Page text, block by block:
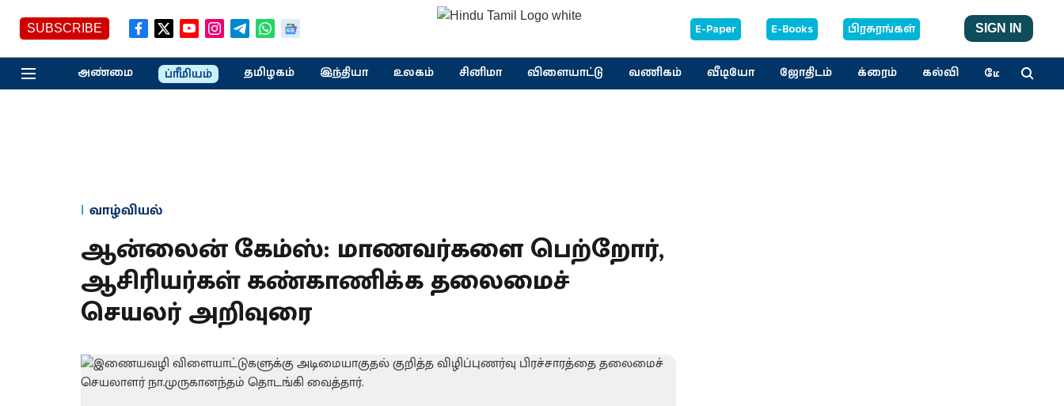
SUBSCRIBE E-Paper E-Books பிரசுரங்கள் SIGN IN
அண்மை ப்ரீமியம் தமிழகம் இந்தியா உலகம் சினிமா விளையாட்டு வணிகம் வீடியோ ஜோதிடம் க்ரைம் கல்வி மேலும்
வாழ்வியல்
ஆன்லைன் கேம்ஸ்: மாணவர்களை பெற்றோர்,
ஆசிரியர்கள் கண்காணிக்க தலைமைச்
செயலர் அறிவுரை